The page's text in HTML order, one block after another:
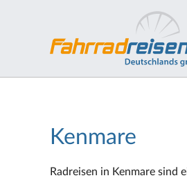
Kenmare
Radreisen in Kenmare sind